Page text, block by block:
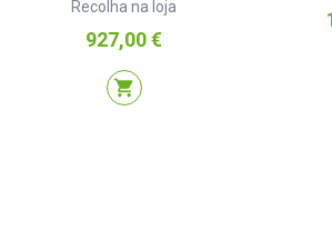
Recolha na loja
Preço
927,00 €
shopping_cart